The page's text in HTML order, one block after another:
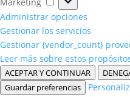
Administrar opciones
Gestionar los servicios
Gestionar {vendor_count}
Leer más sobre estos
ACEPTAR Y CONTINUAR
Guardar preferencias